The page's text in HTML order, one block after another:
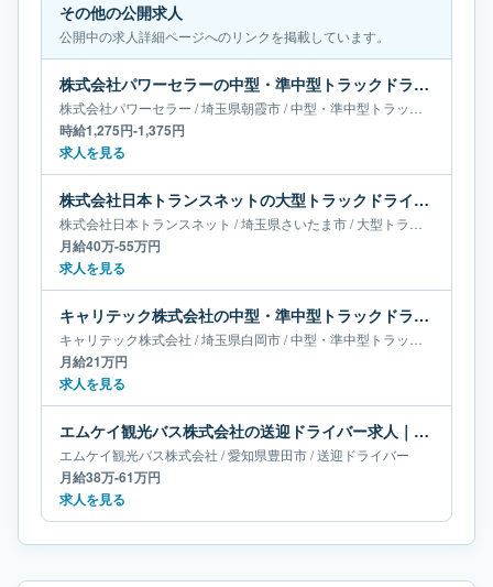
その他の公開求人
公開中の求人詳細ページへのリンクを掲載しています。
株式会社パワーセラーの中型・準中型トラックドライバー求人｜埼玉県朝霞市
株式会社パワーセラー /埼玉県朝霞市/中型・準中型トラックドライバー
時給1,275円-1,375円
求人を見る
株式会社日本トランスネットの大型トラックドライバー求人｜埼玉県さいたま市｜月給40万-55万円
株式会社日本トランスネット /埼玉県さいたま市/大型トラックドライバー
月給40万-55万円
求人を見る
キャリテック株式会社の中型・準中型トラックドライバー求人｜埼玉県白岡市｜月給21万円
キャリテック株式会社 /埼玉県白岡市/中型・準中型トラックドライバー
月給21万円
求人を見る
エムケイ観光バス株式会社の送迎ドライバー求人｜愛知県豊田市｜月給38万-61万円
エムケイ観光バス株式会社 /愛知県豊田市/送迎ドライバー
月給38万-61万円
求人を見る